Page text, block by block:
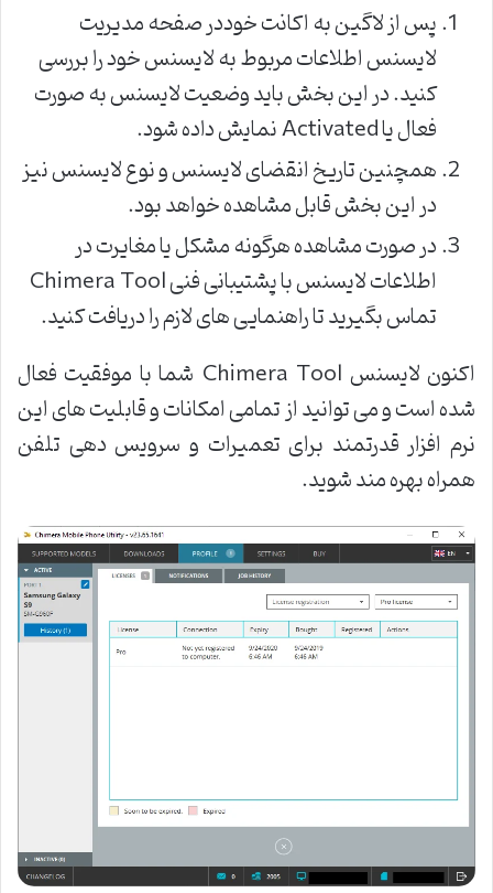
پس از لاگین به اکانت خوددر صفحه مدیریت
لایسنس اطلاعات مربوط به لایسنس خود را بررسی
کنید. در این بخش باید وضعیت لایسنس به صورت
فعال یا Activated نمایش داده شود.
همچنین تاریخ انقضای لایسنس و نوع لایسنس نیز
در این بخش قابل مشاهده خواهد بود.
در صورت مشاهده هرگونه مشکل یا مغایرت در
اطلاعات لایسنس با پشتیبانی فنی Chimera Tool
تماس بگیرید تا راهنمایی های لازم را دریافت کنید.
اکنون لایسنس Chimera Tool شما با موفقیت فعال
شده است و می توانید از تمامی امکانات و قابلیت های این
نرم افزار قدرتمند برای تعمیرات و سرویس دهی تلفن
همراه بهره مند شوید.